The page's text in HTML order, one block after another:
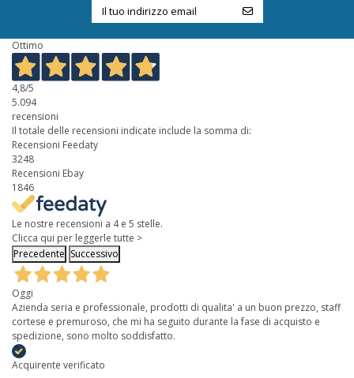
Ottimo
4,8/5
5.094
recensioni
Il totale delle recensioni indicate include la somma di:
Recensioni Feedaty
3248
Recensioni Ebay
1846
Le nostre recensioni a 4 e 5 stelle.
Clicca qui per leggerle tutte >
Precedente Successivo
Oggi
Azienda seria e professionale, prodotti di qualita' a un buon prezzo, staff
cortese e premuroso, che mi ha seguito durante la fase di acquisto e
spedizione, sono molto soddisfatto.
Acquirente verificato